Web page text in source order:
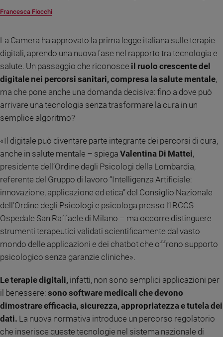
e
valori
e
Creato
Volontariato
Diritti
Aziende
di
valore
della
settimana
Migranti
Diversità
inclusione
Costume
Cultura
spettacoli
Tv
e
streaming
Libri
Francesca Fiocchi
La Camera ha approvato la prima legge italiana sulle terapie
digitali, aprendo una nuova fase nel rapporto tra tecnologia e
salute. Un passaggio che riconosce il ruolo crescente del
digitale nei percorsi sanitari, compresa la salute mentale,
ma che pone anche una domanda decisiva: fino a dove può
arrivare una tecnologia senza trasformare la cura in un
semplice algoritmo?
«Il digitale può diventare parte integrante dei percorsi di cura,
anche in salute mentale – spiega Valentina Di Mattei,
presidente dell’Ordine degli Psicologi della Lombardia,
referente del Gruppo di lavoro “Intelligenza Artificiale:
innovazione, applicazione ed etica” del Consiglio Nazionale
dell’Ordine degli Psicologi e psicologa presso l’IRCCS
Ospedale San Raffaele di Milano – ma occorre distinguere
strumenti terapeutici validati scientificamente dal vasto
mondo delle applicazioni e dei chatbot che offrono supporto
psicologico senza garanzie cliniche».
Le terapie digitali, infatti, non sono semplici applicazioni per
il benessere: sono software medicali che devono
dimostrare efficacia, sicurezza, appropriatezza e tutela dei
dati. La nuova normativa introduce un percorso regolatorio
che inserisce queste tecnologie nel sistema nazionale di